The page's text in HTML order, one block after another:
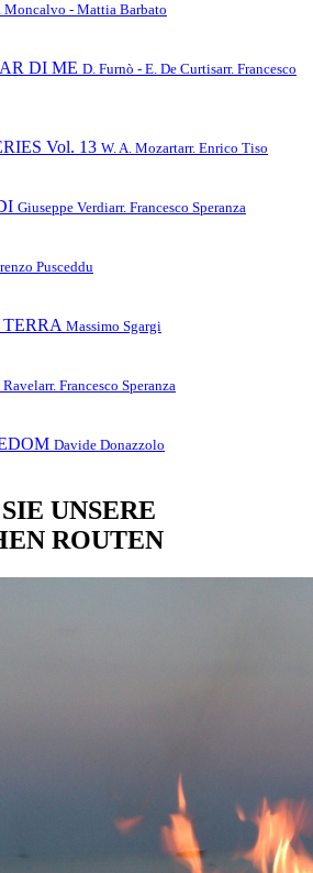
Moncalvo - Mattia Barbato
DI ME D. Furnò - E. De Curtisarr. Francesco
Vol. 13 W. A. Mozartarr. Enrico Tiso
Giuseppe Verdiarr. Francesco Speranza
Pusceddu
Massimo Sgargi
Ravelarr. Francesco Speranza
Davide Donazzolo
UNSERE
ROUTEN